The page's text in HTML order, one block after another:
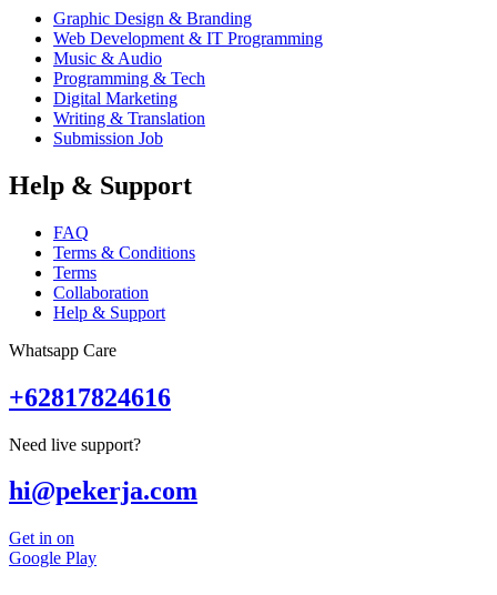
Graphic Design & Branding
Web Development & IT Programming
Music & Audio
Programming & Tech
Digital Marketing
Writing & Translation
Submission Job
Help & Support
FAQ
Terms & Conditions
Terms
Collaboration
Help & Support
Whatsapp Care
+62817824616
Need live support?
hi@pekerja.com
Get in on
Google Play